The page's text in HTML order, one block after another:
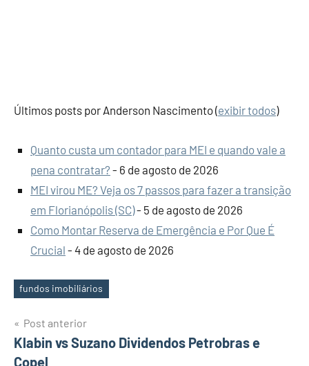
Últimos posts por Anderson Nascimento(exibir todos)
Quanto custa um contador para MEI e quando vale a
pena contratar? - 6 de agosto de 2026
MEI virou ME? Veja os 7 passos para fazer a transição
em Florianópolis (SC)- 5 de agosto de 2026
Como Montar Reserva de Emergência e Por Que É
Crucial - 4 de agosto de 2026
Tags
fundos imobiliários
Navegação
de
Post anterior
Klabin vs Suzano Dividendos Petrobras e
Copel